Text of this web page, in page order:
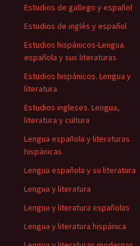
Estudios de gallego y español
Estudios de inglés y español
Estudios hispánicos-Lengua
española y sus literaturas
Estudios hispánicos. Lengua y
literatura
Estudios ingleses. Lengua,
literatura y cultura
Lengua española y literaturas
hispánicas
Lengua española y su literatura
Lengua y literatura
Lengua y literatura españolas
Lengua y literatura hispánica